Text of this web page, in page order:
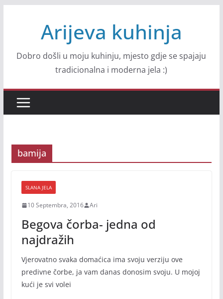
Arijeva kuhinja
Dobro došli u moju kuhinju, mjesto gdje se spajaju
tradicionalna i moderna jela :)
bamija
SLANA JELA
10 Septembra, 2016 Ari
Begova čorba- jedna od
najdražih
Vjerovatno svaka domaćica ima svoju verziju ove
predivne čorbe, ja vam danas donosim svoju. U mojoj
kući je svi volei